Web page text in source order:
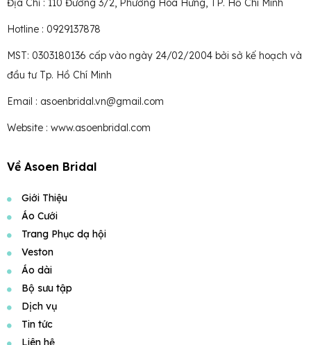
Địa Chỉ : 110 Đường 3/2, Phường Hòa Hưng, TP. Hồ Chí Minh
Hotline : 0929137878
MST: 0303180136 cấp vào ngày 24/02/2004 bởi sở kế hoạch và
đầu tư Tp. Hồ Chí Minh
Email : asoenbridal.vn@gmail.com
Website : www.asoenbridal.com
Về Asoen Bridal
Giới Thiệu
Áo Cưới
Trang Phục dạ hội
Veston
Áo dài
Bộ sưu tập
Dịch vụ
Tin tức
Liên hệ